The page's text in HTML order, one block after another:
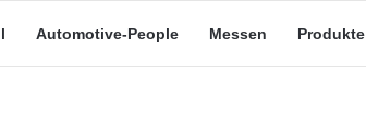
Automotive-People Messen Produkte